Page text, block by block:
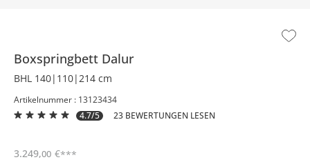
Boxspringbett Dalur
BHL 140|110|214 cm
Artikelnummer : 13123434
4.7/5
23 BEWERTUNGEN LESEN
3.249,00 €***